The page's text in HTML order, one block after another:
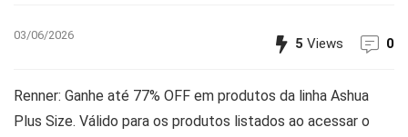
03/06/2026
5 Views 0
Renner: Ganhe até 77% OFF em produtos da linha Ashua
Plus Size. Válido para os produtos listados ao acessar o